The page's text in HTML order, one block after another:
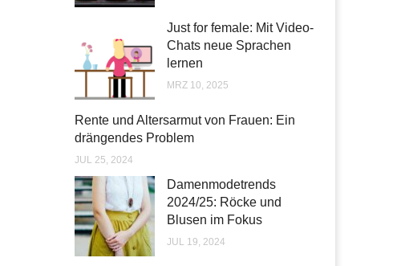
Just for female: Mit Video-
Chats neue Sprachen
lernen
MRZ 10, 2025
Rente und Altersarmut von Frauen: Ein
drängendes Problem
JUL 25, 2024
Damenmodetrends
2024/25: Röcke und
Blusen im Fokus
JUL 19, 2024